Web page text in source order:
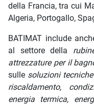
della Francia, tra cui
Algeria, Portogallo,
BATIMAT include
al settore della
attrezzature per il
sulle soluzioni
riscaldamento,
energia termica,